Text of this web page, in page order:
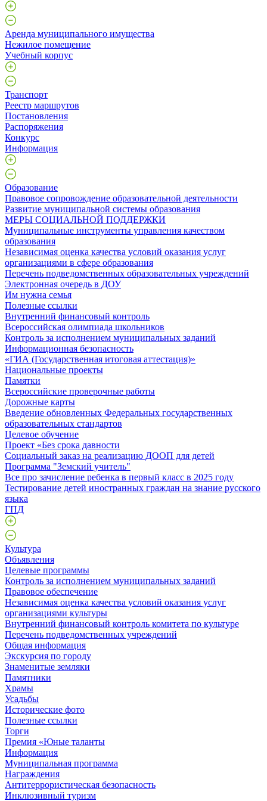
Аренда муниципального имущества
Нежилое помещение
Учебный корпус
Транспорт
Реестр маршрутов
Постановления
Распоряжения
Конкурс
Информация
Образование
Правовое сопровождение образовательной деятельности
Развитие муниципальной системы образования
МЕРЫ СОЦИАЛЬНОЙ ПОДДЕРЖКИ
Муниципальные инструменты управления качеством
образования
Независимая оценка качества условий оказания услуг
организациями в сфере образования
Перечень подведомственных образовательных учреждений
Электронная очередь в ДОУ
Им нужна семья
Полезные ссылки
Внутренний финансовый контроль
Всероссийская олимпиада школьников
Контроль за исполнением муниципальных заданий
Информационная безопасность
«ГИА (Государственная итоговая аттестация)»
Национальные проекты
Памятки
Всероссийские проверочные работы
Дорожные карты
Введение обновленных Федеральных государственных
образовательных стандартов
Целевое обучение
Проект «Без срока давности
Социальный заказ на реализацию ДООП для детей
Программа "Земский учитель"
Все про зачисление ребенка в первый класс в 2025 году
Тестирование детей иностранных граждан на знание русского
языка
ГПД
Культура
Объявления
Целевые программы
Контроль за исполнением муниципальных заданий
Правовое обеспечение
Независимая оценка качества условий оказания услуг
организациями культуры
Внутренний финансовый контроль комитета по культуре
Перечень подведомственных учреждений
Общая информация
Экскурсия по городу
Знаменитые земляки
Памятники
Храмы
Усадьбы
Исторические фото
Полезные ссылки
Торги
Премия «Юные таланты
Информация
Муниципальная программа
Награждения
Антитеррористическая безопасность
Инклюзивный туризм